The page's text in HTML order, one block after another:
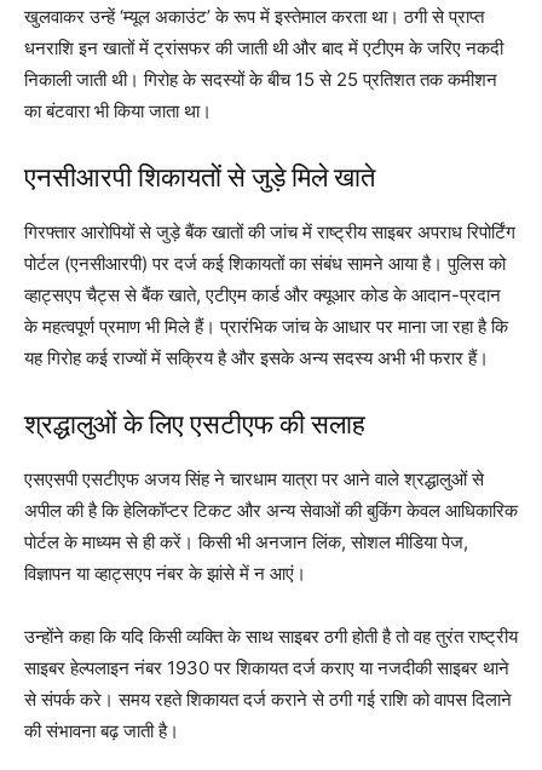
खुलवाकर उन्हें ‘म्यूल अकाउंट’ के रूप में इस्तेमाल करता था। ठगी से प्राप्त
धनराशि इन खातों में ट्रांसफर की जाती थी और बाद में एटीएम के जरिए नकदी
निकाली जाती थी। गिरोह के सदस्यों के बीच 15 से 25 प्रतिशत तक कमीशन
का बंटवारा भी किया जाता था।
एनसीआरपी शिकायतों से जुड़े मिले खाते
गिरफ्तार आरोपियों से जुड़े बैंक खातों की जांच में राष्ट्रीय साइबर अपराध रिपोर्टिंग
पोर्टल (एनसीआरपी) पर दर्ज कई शिकायतों का संबंध सामने आया है। पुलिस को
व्हाट्सएप चैट्स से बैंक खाते, एटीएम कार्ड और क्यूआर कोड के आदान-प्रदान
के महत्वपूर्ण प्रमाण भी मिले हैं। प्रारंभिक जांच के आधार पर माना जा रहा है कि
यह गिरोह कई राज्यों में सक्रिय है और इसके अन्य सदस्य अभी भी फरार हैं।
श्रद्धालुओं के लिए एसटीएफ की सलाह
एसएसपी एसटीएफ अजय सिंह ने चारधाम यात्रा पर आने वाले श्रद्धालुओं से
अपील की है कि हेलिकॉप्टर टिकट और अन्य सेवाओं की बुकिंग केवल आधिकारिक
पोर्टल के माध्यम से ही करें। किसी भी अनजान लिंक, सोशल मीडिया पेज,
विज्ञापन या व्हाट्सएप नंबर के झांसे में न आएं।
उन्होंने कहा कि यदि किसी व्यक्ति के साथ साइबर ठगी होती है तो वह तुरंत राष्ट्रीय
साइबर हेल्पलाइन नंबर 1930 पर शिकायत दर्ज कराए या नजदीकी साइबर थाने
से संपर्क करे। समय रहते शिकायत दर्ज कराने से ठगी गई राशि को वापस दिलाने
की संभावना बढ़ जाती है।